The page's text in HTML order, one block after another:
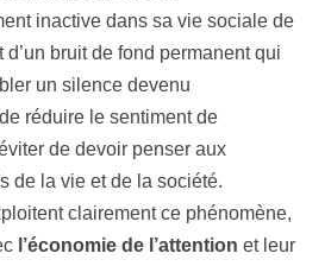
inactive dans sa vie sociale de
d’un bruit de fond permanent qui
un silence devenu
réduire le sentiment de
de devoir penser aux
de la vie et de la société.
clairement ce phénomène,
l’économie de l’attention et leur